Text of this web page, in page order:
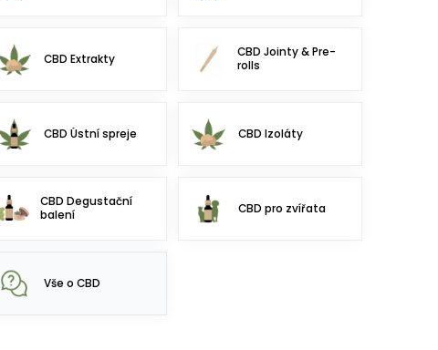
CBD Extrakty
CBD Jointy & Pre-
rolls
CBD Ústní spreje CBD Izoláty
CBD Degustační
balení
CBD pro zvířata
Vše o CBD